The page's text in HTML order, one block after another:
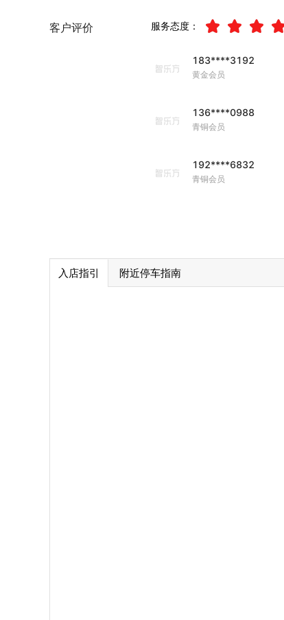
客户评价 服务态度：
183****3192
黄金会员
136****0988
青铜会员
192****6832
青铜会员
入店指引 附近停车指南